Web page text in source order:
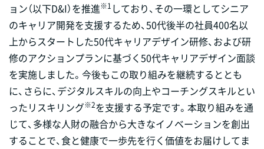
ョン（以下D&I）を推進※1 しており、その一環としてシニア
のキャリア開発を支援するため、50代後半の社員400名以
上からスタートした50代キャリアデザイン研修、および研
修のアクションプランに基づく50代キャリアデザイン面談
を実施しました。今後もこの取り組みを継続するととも
に、さらに、デジタルスキルの向上やコーチングスキルとい
ったリスキリング※2を支援する予定です。本取り組みを通
じて、多様な人財の融合から大きなイノベーションを創出
することで、食と健康で一歩先を行く価値をお届けしてま